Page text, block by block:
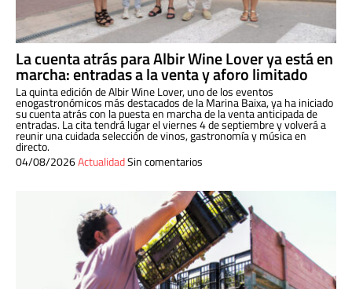
La cuenta atrás para Albir Wine Lover ya está en
marcha: entradas a la venta y aforo limitado
La quinta edición de Albir Wine Lover, uno de los eventos
enogastronómicos más destacados de la Marina Baixa, ya ha iniciado
su cuenta atrás con la puesta en marcha de la venta anticipada de
entradas. La cita tendrá lugar el viernes 4 de septiembre y volverá a
reunir una cuidada selección de vinos, gastronomía y música en
directo.
04/08/2026ActualidadSin comentarios